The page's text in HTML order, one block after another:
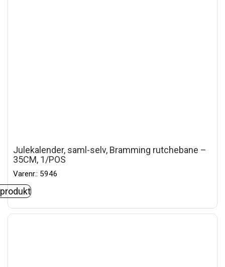
Julekalender, saml-selv, Bramming rutchebane –
35CM, 1/POS
Varenr.: 5946